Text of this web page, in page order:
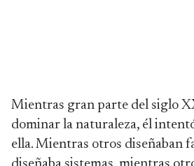
Mientras gran parte del siglo
dominar la naturaleza, él
ella. Mientras otros diseñaban